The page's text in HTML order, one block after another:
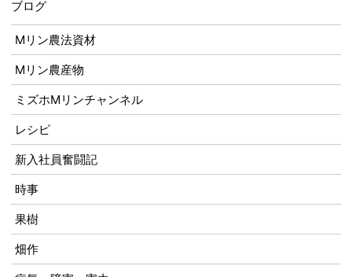
ブログ
Mリン農法資材
Mリン農産物
ミズホMリンチャンネル
レシピ
新入社員奮闘記
時事
果樹
畑作